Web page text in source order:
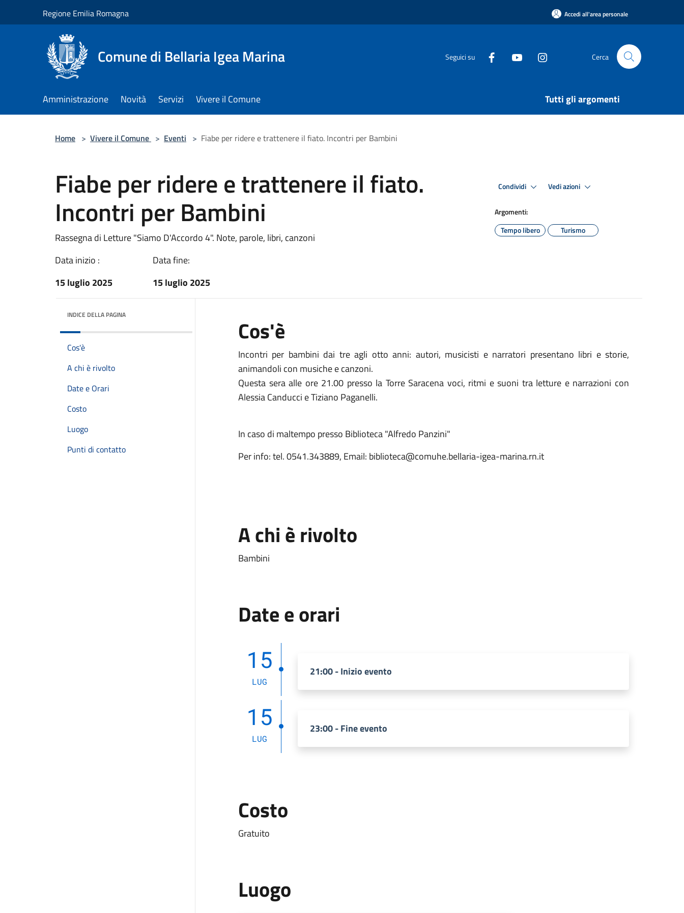
Regione Emilia Romagna Accedi all'area personale
Comune di Bellaria Igea Marina Seguici su Cerca
Amministrazione Novità Servizi Vivere il Comune Tutti gli argomenti
Home > Vivere il Comune > Eventi > Fiabe per ridere e trattenere il fiato. Incontri per Bambini
Fiabe per ridere e trattenere il fiato.
Incontri per Bambini
Rassegna di Letture "Siamo D'Accordo 4". Note, parole, libri, canzoni
Data inizio :
15 luglio 2025
Data fine:
15 luglio 2025
Condividi Vedi azioni
Argomenti:
Tempo libero
Turismo
INDICE DELLA PAGINA
Cos'è
A chi è rivolto
Date e Orari
Costo
Luogo
Punti di contatto
Cos'è
Incontri per bambini dai tre agli otto anni: autori, musicisti e narratori presentano libri e storie,
animandoli con musiche e canzoni.
Questa sera alle ore 21.00 presso la Torre Saracena voci, ritmi e suoni tra letture e narrazioni con
Alessia Canducci e Tiziano Paganelli.
In caso di maltempo presso Biblioteca "Alfredo Panzini"
Per info: tel. 0541.343889, Email: biblioteca@comuhe.bellaria-igea-marina.rn.it
A chi è rivolto
Bambini
Date e orari
15
LUG
21:00 - Inizio evento
15
LUG
23:00 - Fine evento
Costo
Gratuito
Luogo